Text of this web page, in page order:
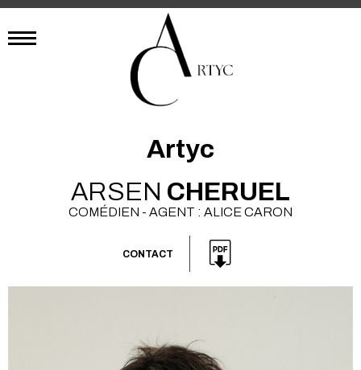
Artyc
ARSEN CHERUEL
COMÉDIEN - AGENT : ALICE CARON
CONTACT